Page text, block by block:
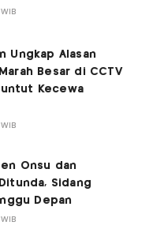
Ungkap Alasan
Besar di CCTV
Kecewa
Onsu dan
Sidang
Depan